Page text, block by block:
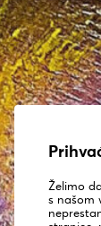
Želimo
s našom